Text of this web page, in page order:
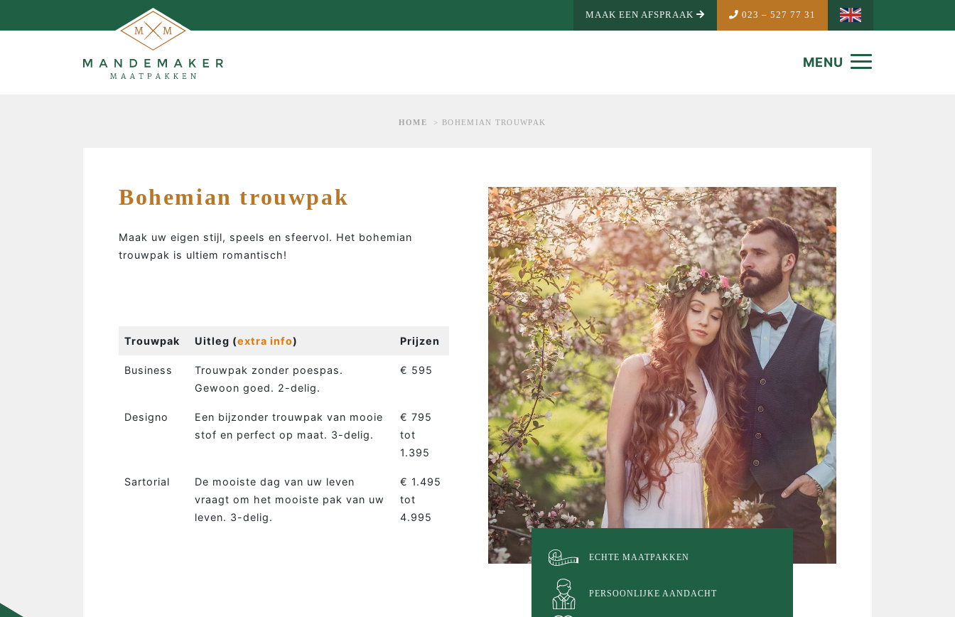
MAAK EEN AFSPRAAK 023 – 527 77 31
MENU
HOME > BOHEMIAN TROUWPAK
Bohemian trouwpak
Maak uw eigen stijl, speels en sfeervol. Het bohemian
trouwpak is ultiem romantisch!
Trouwpak Uitleg (extra info) Prijzen
Business
Trouwpak zonder poespas.
Gewoon goed. 2-delig.
€ 595
Designo
Een bijzonder trouwpak van mooie
stof en perfect op maat. 3-delig.
€ 795
tot
1.395
Sartorial
De mooiste dag van uw leven
vraagt om het mooiste pak van uw
leven. 3-delig.
€ 1.495
tot
4.995
ECHTE MAATPAKKEN
PERSOONLIJKE AANDACHT